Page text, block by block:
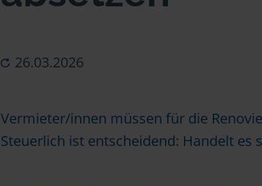
26.03.2026
Vermieter/innen müssen für die
Steuerlich ist entscheidend: Handelt es